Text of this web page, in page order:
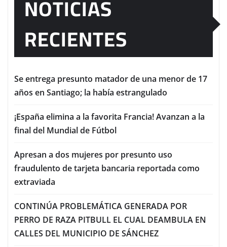
NOTICIAS
RECIENTES
Se entrega presunto matador de una menor de 17
años en Santiago; la había estrangulado
¡España elimina a la favorita Francia! Avanzan a la
final del Mundial de Fútbol
Apresan a dos mujeres por presunto uso
fraudulento de tarjeta bancaria reportada como
extraviada
CONTINÚA PROBLEMÁTICA GENERADA POR
PERRO DE RAZA PITBULL EL CUAL DEAMBULA EN
CALLES DEL MUNICIPIO DE SÁNCHEZ